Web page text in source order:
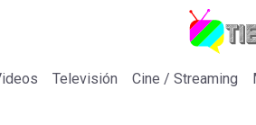
Televisión Cine / Streaming